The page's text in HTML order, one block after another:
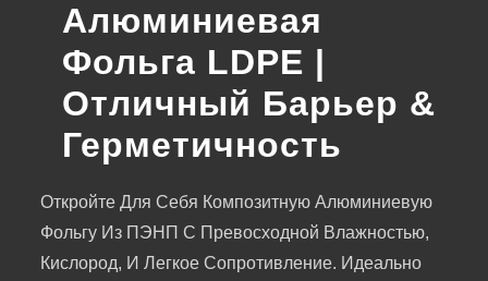
Алюминиевая
Фольга LDPE |
Отличный Барьер &
Герметичность
Откройте Для Себя Композитную Алюминиевую
Фольгу Из ПЭНП С Превосходной Влажностью,
Кислород, И Легкое Сопротивление. Идеально